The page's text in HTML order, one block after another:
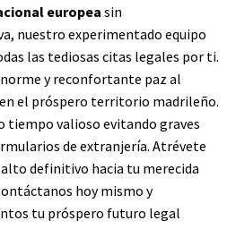
europeasin
nuestro experimentado equipo
las tediosas citas legales por ti.
y reconfortante paz al
el próspero territorio madrileño.
tiempo valioso evitando graves
de extranjería. Atrévete
definitivo hacia tu merecida
hoy mismo y
tu próspero futuro legal